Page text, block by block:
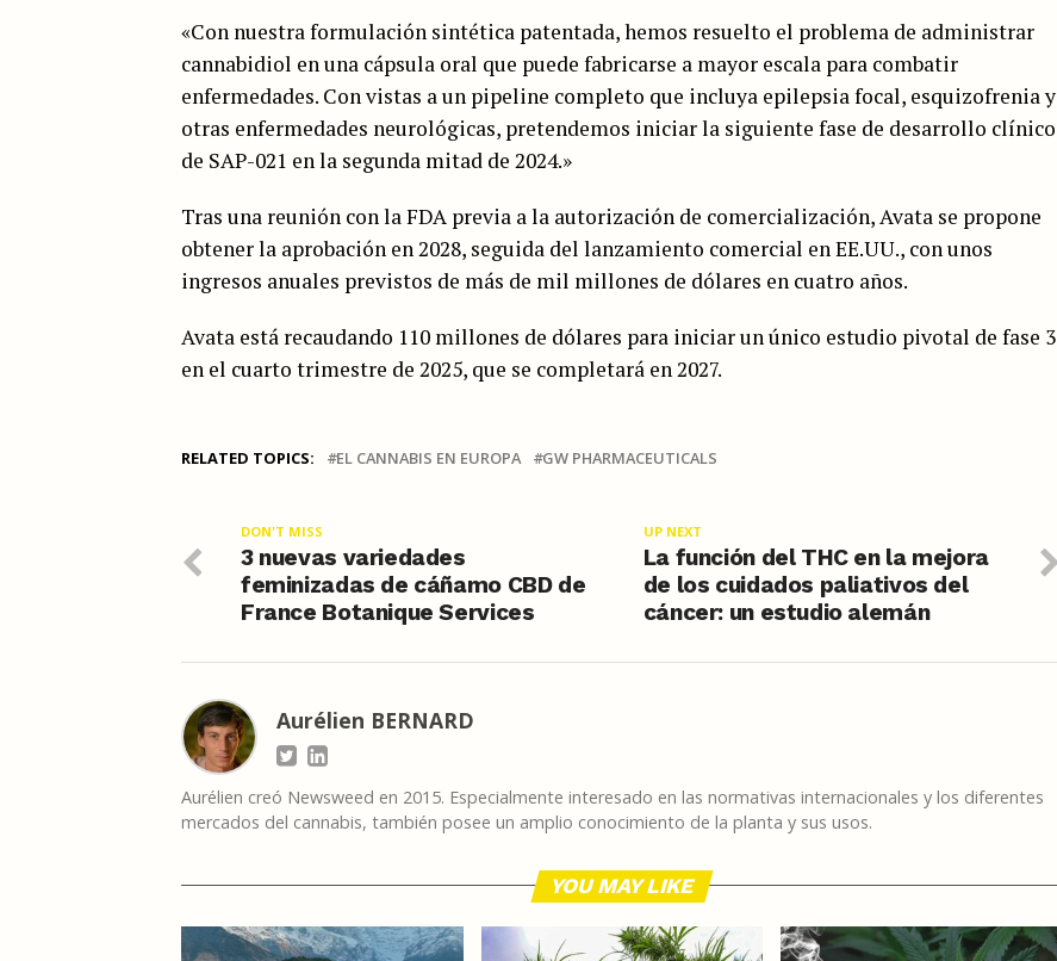
«Con nuestra formulación sintética patentada, hemos resuelto el problema de administrar
cannabidiol en una cápsula oral que puede fabricarse a mayor escala para combatir
enfermedades. Con vistas a un pipeline completo que incluya epilepsia focal, esquizofrenia y
otras enfermedades neurológicas, pretendemos iniciar la siguiente fase de desarrollo clínico
de SAP-021 en la segunda mitad de 2024.»
Tras una reunión con la FDA previa a la autorización de comercialización, Avata se propone
obtener la aprobación en 2028, seguida del lanzamiento comercial en EE.UU., con unos
ingresos anuales previstos de más de mil millones de dólares en cuatro años.
Avata está recaudando 110 millones de dólares para iniciar un único estudio pivotal de fase 3
en el cuarto trimestre de 2025, que se completará en 2027.
RELATED TOPICS: EL CANNABIS EN EUROPA GW PHARMACEUTICALS
UP NEXT
La función del THC en la mejora
de los cuidados paliativos del
cáncer: un estudio alemán
DON'T MISS
3 nuevas variedades
feminizadas de cáñamo CBD de
France Botanique Services
Aurélien BERNARD
Aurélien creó Newsweed en 2015. Especialmente interesado en las normativas internacionales y los diferentes
mercados del cannabis, también posee un amplio conocimiento de la planta y sus usos.
YOU MAY LIKE